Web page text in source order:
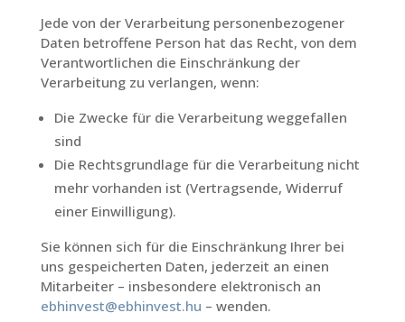
Jede von der Verarbeitung personenbezogener
Daten betroffene Person hat das Recht, von dem
Verantwortlichen die Einschränkung der
Verarbeitung zu verlangen, wenn:
Die Zwecke für die Verarbeitung weggefallen
sind
Die Rechtsgrundlage für die Verarbeitung nicht
mehr vorhanden ist (Vertragsende, Widerruf
einer Einwilligung).
Sie können sich für die Einschränkung Ihrer bei
uns gespeicherten Daten, jederzeit an einen
Mitarbeiter – insbesondere elektronisch an
ebhinvest@ebhinvest.hu – wenden.